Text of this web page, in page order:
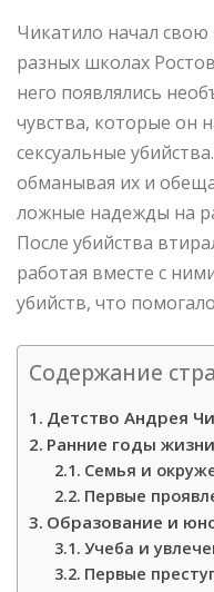
Чикатило начал свою
разных школах
него появлялись
чувства, которые он
сексуальные
обманывая их и
ложные надежды на
После убийства
работая вместе с
убийств, что
Содержание
Детство Андрея
Ранние годы жизни
Семья и
Первые
Образование и
Учеба и
Первые